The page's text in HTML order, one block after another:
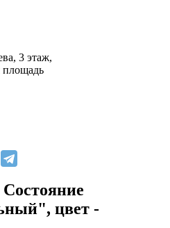
3 этаж,
площадь
цвет -